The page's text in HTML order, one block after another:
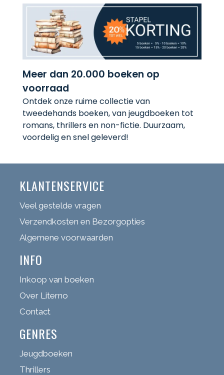
Meer dan 20.000 boeken op
voorraad
Ontdek onze ruime collectie van
tweedehands boeken, van jeugdboeken tot
romans, thrillers en non-fictie. Duurzaam,
voordelig en snel geleverd!
KLANTENSERVICE
Veel gestelde vragen
Verzendkosten en Bezorgopties
Algemene voorwaarden
INFO
Inkoop van boeken
Over Literno
Contact
GENRES
Jeugdboeken
Thrillers